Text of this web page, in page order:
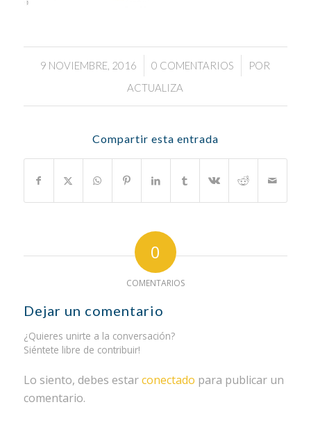
9 NOVIEMBRE, 2016
/ 0 COMENTARIOS
/
POR
ACTUALIZA
Compartir esta entrada
0
COMENTARIOS
Dejar un comentario
¿Quieres unirte a la conversación?
Siéntete libre de contribuir!
Lo siento, debes estarconectado para publicar un
comentario.